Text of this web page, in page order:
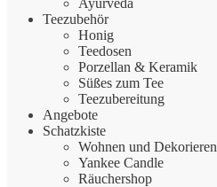
Ayurveda
Teezubehör
Honig
Teedosen
Porzellan & Keramik
Süßes zum Tee
Teezubereitung
Angebote
Schatzkiste
Wohnen und Dekorieren
Yankee Candle
Räuchershop